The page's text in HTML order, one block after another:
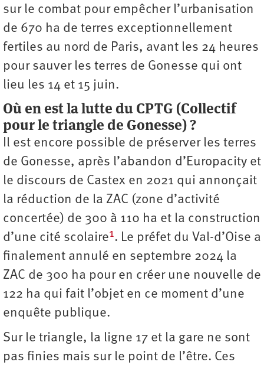
sur le combat pour empêcher l’urbanisation
de 670 ha de terres exceptionnellement
fertiles au nord de Paris, avant les 24 heures
pour sauver les terres de Gonesse qui ont
lieu les 14 et 15 juin.
Où en est la lutte du CPTG (Collectif
pour le triangle de Gonesse) ?
Il est encore possible de préserver les terres
de Gonesse, après l’abandon d’Europacity et
le discours de Castex en 2021 qui annonçait
la réduction de la ZAC (zone d’activité
concertée) de 300 à 110 ha et la construction
d’une cité scolaire1. Le préfet du Val-d’Oise a
finalement annulé en septembre 2024 la
ZAC de 300 ha pour en créer une nouvelle de
122 ha qui fait l’objet en ce moment d’une
enquête publique.
Sur le triangle, la ligne 17 et la gare ne sont
pas finies mais sur le point de l’être. Ces